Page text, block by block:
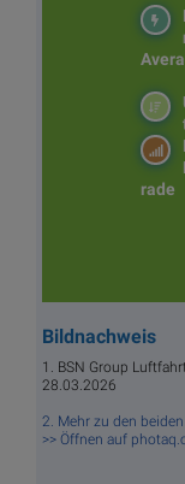
rade
Bildnachweis
1. BSN Group
28.03.2026
2. Mehr zu den
>> Öffnen auf